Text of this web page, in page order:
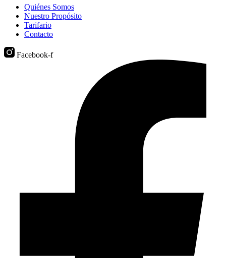
Quiénes Somos
Nuestro Propósito
Tarifario
Contacto
Facebook-f